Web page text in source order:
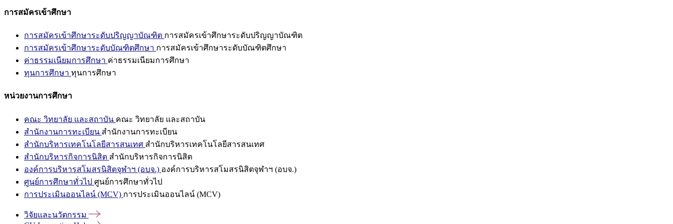
การสมัครเข้าศึกษา
การสมัครเข้าศึกษาระดับปริญญาบัณฑิต การสมัครเข้าศึกษาระดับปริญญาบัณฑิต
การสมัครเข้าศึกษาระดับบัณฑิตศึกษา การสมัครเข้าศึกษาระดับบัณฑิตศึกษา
ค่าธรรมเนียมการศึกษา ค่าธรรมเนียมการศึกษา
ทุนการศึกษา ทุนการศึกษา
หน่วยงานการศึกษา
คณะ วิทยาลัย และสถาบัน คณะ วิทยาลัย และสถาบัน
สำนักงานการทะเบียน สำนักงานการทะเบียน
สำนักบริหารเทคโนโลยีสารสนเทศ สำนักบริหารเทคโนโลยีสารสนเทศ
สำนักบริหารกิจการนิสิต สำนักบริหารกิจการนิสิต
องค์การบริหารสโมสรนิสิตจุฬาฯ (อบจ.) องค์การบริหารสโมสรนิสิตจุฬาฯ (อบจ.)
ศูนย์การศึกษาทั่วไป ศูนย์การศึกษาทั่วไป
การประเมินออนไลน์ (MCV) การประเมินออนไลน์ (MCV)
วิจัยและนวัตกรรม